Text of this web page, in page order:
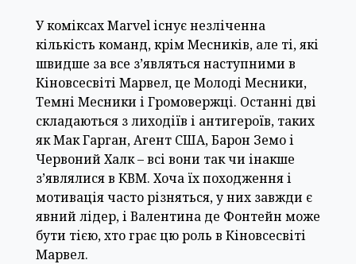
У коміксах Marvel існує незліченна
кількість команд, крім Месників, але ті, які
швидше за все з’являться наступними в
Кіновсесвіті Марвел, це Молоді Месники,
Темні Месники і Громовержці. Останні дві
складаються з лиходіїв і антигероїв, таких
як Мак Гарган, Агент США, Барон Земо і
Червоний Халк – всі вони так чи інакше
з’являлися в КВМ. Хоча їх походження і
мотивація часто різняться, у них завжди є
явний лідер, і Валентина де Фонтейн може
бути тією, хто грає цю роль в Кіновсесвіті
Марвел.